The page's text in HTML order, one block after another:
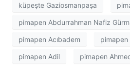
küpeşte Gaziosmanpaşa
pimapen Abdurrahman Nafiz
pimapen Acıbadem pimapen
pimapen Adil pimapen